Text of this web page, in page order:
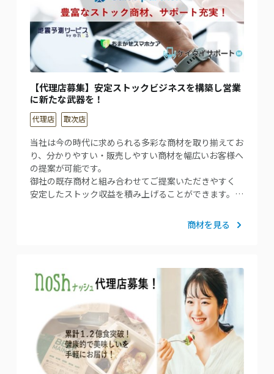
【代理店募集】安定ストックビジネスを構築し営業
に新たな武器を！
代理店 取次店
当社は今の時代に求められる多彩な商材を取り揃えてお
り、分かりやすい・販売しやすい商材を幅広いお客様へ
の提案が可能です。
御社の既存商材と組み合わせてご提案いただきやすく
安定したストック収益を積み上げることができます。…
商材を見る